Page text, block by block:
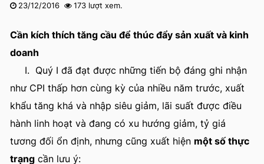
23/12/2016
173 lượt xem.
Cần kích thích tăng cầu để thúc đẩy sản xuất và kinh
doanh
I. Quý I đã đạt được những tiến bộ đáng ghi nhận
như CPI thấp hơn cùng kỳ của nhiều năm trước, xuất
khẩu tăng khá và nhập siêu giảm, lãi suất được điều
hành linh hoạt và đang có xu hướng giảm, tỷ giá
tương đối ổn định, nhưng cũng xuất hiện một số thực
trạng cần lưu ý: